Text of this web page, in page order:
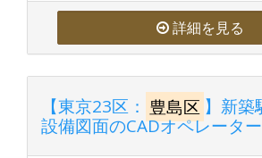
詳細を見る
【東京23区： 豊島区 】新築
設備図面のCADオペレーター